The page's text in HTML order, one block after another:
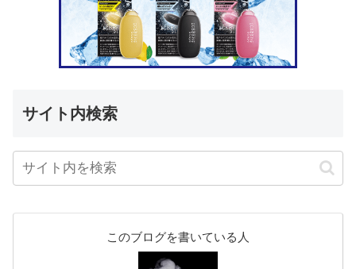
サイト内検索
このブログを書いている人